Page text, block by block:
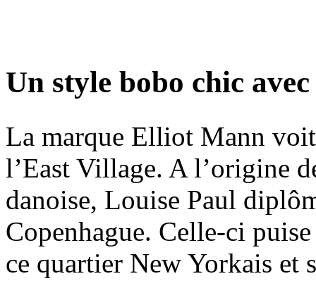
Un style bobo chic
La marque Elliot Mann
l’East Village. A l’origine
danoise, Louise Paul
Copenhague. Celle-ci
ce quartier New Yorkais et